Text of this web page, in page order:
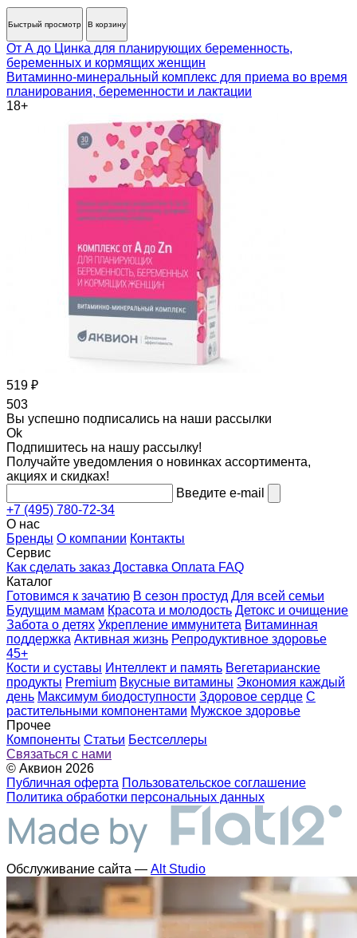
Быстрый просмотр В корзину
От А до Цинка для планирующих беременность,
беременных и кормящих женщин
Витаминно-минеральный комплекс для приема во время
планирования, беременности и лактации
18+
519 ₽
503
Вы успешно подписались на наши рассылки
Ok
Подпишитесь на нашу рассылку!
Получайте уведомления о новинках ассортимента,
акциях и скидках!
Введите e-mail
+7 (495) 780-72-34
О нас
Бренды О компании Контакты
Сервис
Как сделать заказ Доставка Оплата FAQ
Каталог
Готовимся к зачатию В сезон простуд Для всей семьи
Будущим мамам Красота и молодость Детокс и очищение
Забота о детях Укрепление иммунитета Витаминная
поддержка Активная жизнь Репродуктивное здоровье
45+
Кости и суставы Интеллект и память Вегетарианские
продукты Premium Вкусные витамины Экономия каждый
день Максимум биодоступности Здоровое сердце С
растительными компонентами Мужское здоровье
Прочее
Компоненты Статьи Бестселлеры
Связаться с нами
© Аквион 2026
Публичная оферта Пользовательское соглашение
Политика обработки персональных данных
Обслуживание сайта — Alt Studio